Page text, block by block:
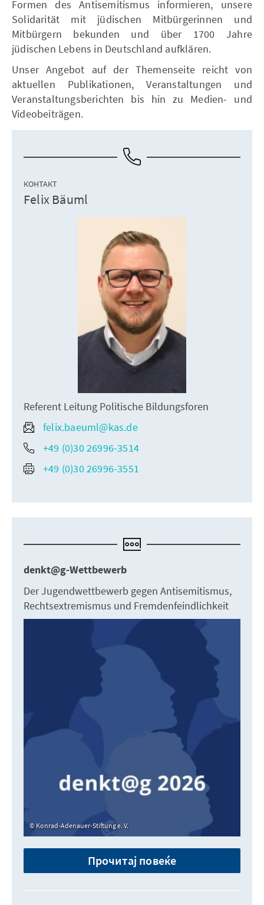
Formen des Antisemitismus informieren, unsere
Solidarität mit jüdischen Mitbürgerinnen und
Mitbürgern bekunden und über 1700 Jahre
jüdischen Lebens in Deutschland aufklären.
Unser Angebot auf der Themenseite reicht von
aktuellen Publikationen, Veranstaltungen und
Veranstaltungsberichten bis hin zu Medien- und
Videobeiträgen.
КОНТАКТ
Felix Bäuml
Referent Leitung Politische Bildungsforen
felix.baeuml@kas.de
+49 (0)30 26996-3514
+49 (0)30 26996-3551
denkt@g-Wettbewerb
Der Jugendwettbewerb gegen Antisemitismus,
Rechtsextremismus und Fremdenfeindlichkeit
Konrad-Adenauer-Stiftung e. V.
Прочитај повеќе